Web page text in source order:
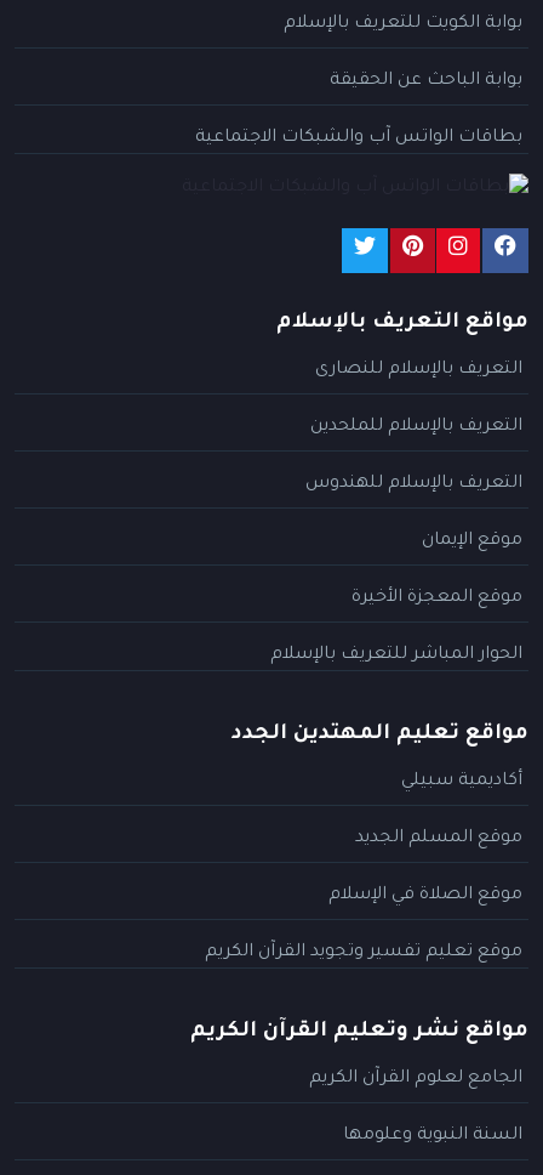
بوابة الكويت للتعريف بالإسلام
بوابة الباحث عن الحقيقة
بطاقات الواتس آب والشبكات الاجتماعية
مواقع التعريف بالإسلام
التعريف بالإسلام للنصارى
التعريف بالإسلام للملحدين
التعريف بالإسلام للهندوس
موقع الإيمان
موقع المعجزة الأخيرة
الحوار المباشر للتعريف بالإسلام
مواقع تعليم المهتدين الجدد
أكاديمية سبيلي
موقع المسلم الجديد
موقع الصلاة في الإسلام
موقع تعليم تفسير وتجويد القرآن الكريم
مواقع نشر وتعليم القرآن الكريم
الجامع لعلوم القرآن الكريم
السنة النبوية وعلومها